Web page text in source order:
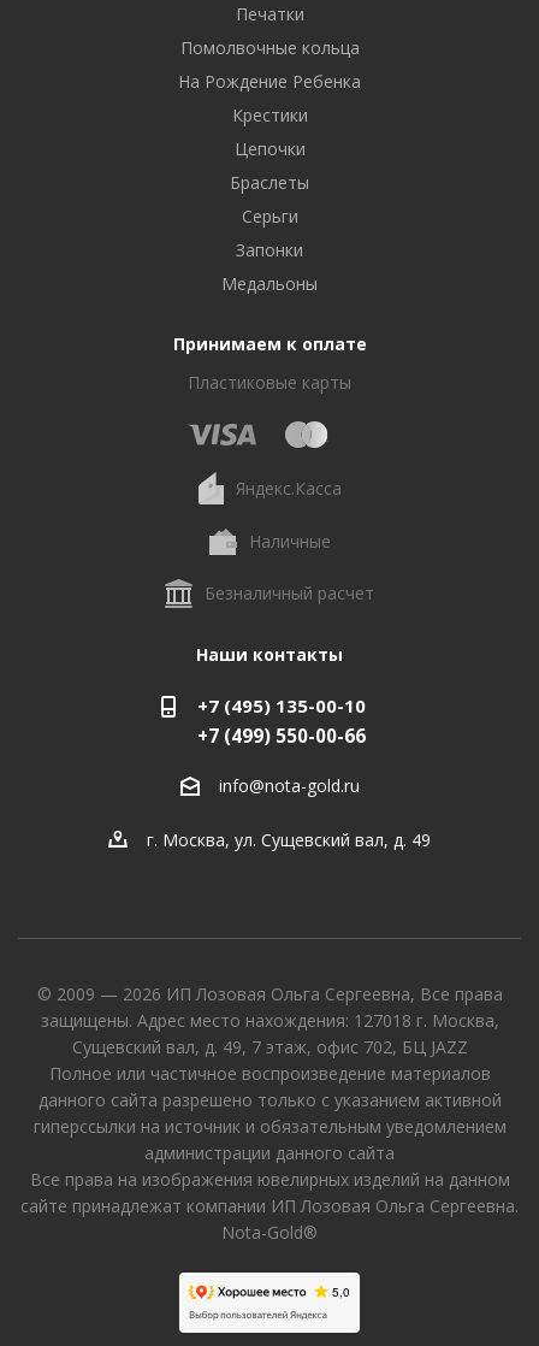
Печатки
Помолвочные кольца
На Рождение Ребенка
Крестики
Цепочки
Браслеты
Серьги
Запонки
Медальоны
Принимаем к оплате
Пластиковые карты
Яндекс.Касса
Наличные
Безналичный расчет
Наши контакты
+7 (495) 135-00-10
+7 (499) 550-00-66
info@nota-gold.ru
г. Москва, ул. Сущевский вал, д. 49
© 2009 — 2026 ИП Лозовая Ольга Сергеевна, Все права
защищены. Адрес место нахождения: 127018 г. Москва,
Сущевский вал, д. 49, 7 этаж, офис 702, БЦ JAZZ
Полное или частичное воспроизведение материалов
данного сайта разрешено только с указанием активной
гиперссылки на источник и обязательным уведомлением
администрации данного сайта
Все права на изображения ювелирных изделий на данном
сайте принадлежат компании ИП Лозовая Ольга Сергеевна.
Nota-Gold®